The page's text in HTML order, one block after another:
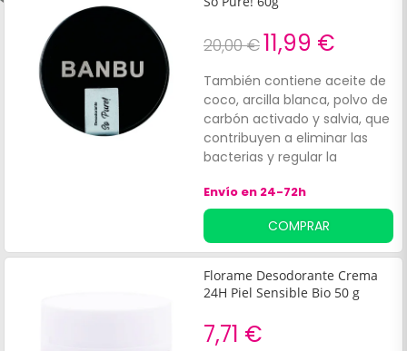
20,00 €11,99 €
También contiene aceite de
coco, arcilla blanca, polvo de
carbón activado y salvia, que
contribuyen a eliminar las
bacterias y regular la
con una agradable fragancia
natural a flor de ylang ylang.
Envío en 24-72h
COMPRAR
Florame Desodorante Crema
24H Piel Sensible Bio 50 g
7,71 €